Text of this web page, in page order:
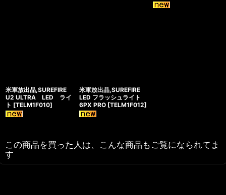
米軍放出品,SUREFIRE
U2 ULTRA LED ライ
ト [TELM1F010]
米軍放出品,SUREFIRE
LED フラッシュライト
6PX PRO [TELM1F012]
この商品を買った人は、こんな商品もご覧になられてま
す